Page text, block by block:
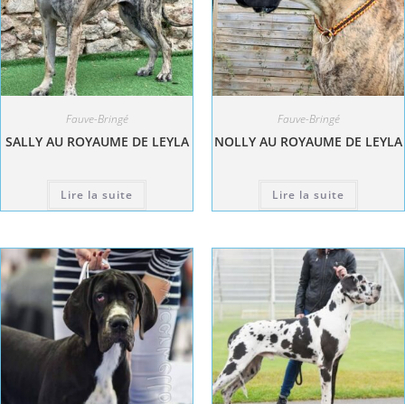
Fauve-Bringé
SALLY AU ROYAUME DE LEYLA
Lire la suite
Fauve-Bringé
NOLLY AU ROYAUME DE LEYLA
Lire la suite